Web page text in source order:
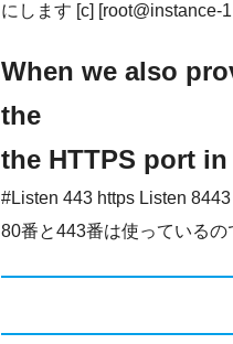
にします [c] [root@instance-
When we also
the
the HTTPS port
#Listen 443 https Listen
80番と443番は使っている